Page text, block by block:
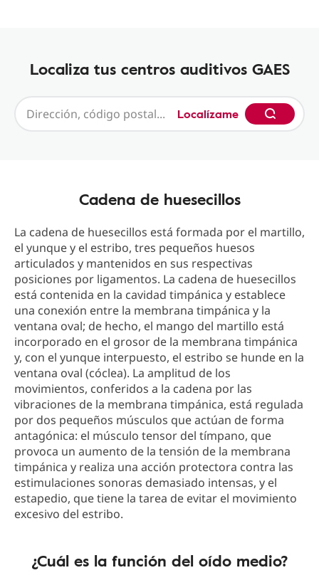
Localiza tus centros auditivos GAES
Localízame
Cadena de huesecillos
La cadena de huesecillos está formada por el martillo,
el yunque y el estribo, tres pequeños huesos
articulados y mantenidos en sus respectivas
posiciones por ligamentos. La cadena de huesecillos
está contenida en la cavidad timpánica y establece
una conexión entre la membrana timpánica y la
ventana oval; de hecho, el mango del martillo está
incorporado en el grosor de la membrana timpánica
y, con el yunque interpuesto, el estribo se hunde en la
ventana oval (cóclea). La amplitud de los
movimientos, conferidos a la cadena por las
vibraciones de la membrana timpánica, está regulada
por dos pequeños músculos que actúan de forma
antagónica: el músculo tensor del tímpano, que
provoca un aumento de la tensión de la membrana
timpánica y realiza una acción protectora contra las
estimulaciones sonoras demasiado intensas, y el
estapedio, que tiene la tarea de evitar el movimiento
excesivo del estribo.
¿Cuál es la función del oído medio?